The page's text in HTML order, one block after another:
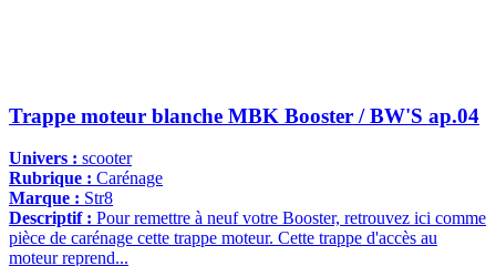
Trappe moteur blanche MBK Booster / BW'S ap.04
Univers : scooter
Rubrique : Carénage
Marque : Str8
Descriptif : Pour remettre à neuf votre Booster, retrouvez ici comme
pièce de carénage cette trappe moteur. Cette trappe d'accès au
moteur reprend...